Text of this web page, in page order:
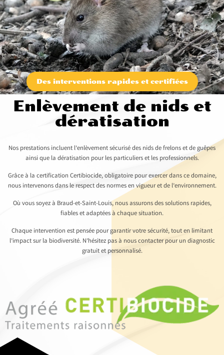
Des interventions rapides et certifiées
Enlèvement de nids et
dératisation
Nos prestations incluent l’enlèvement sécurisé des nids de frelons et de guêpes
ainsi que la dératisation pour les particuliers et les professionnels.
Grâce à la certification Certibiocide, obligatoire pour exercer dans ce domaine,
nous intervenons dans le respect des normes en vigueur et de l’environnement.
Où vous soyez à Braud-et-Saint-Louis, nous assurons des solutions rapides,
fiables et adaptées à chaque situation.
Chaque intervention est pensée pour garantir votre sécurité, tout en limitant
l’impact sur la biodiversité. N’hésitez pas à nous contacter pour un diagnostic
gratuit et personnalisé.